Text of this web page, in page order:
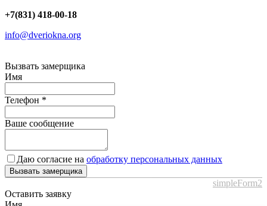
+7(831) 418-00-18
info@dveriokna.org
Вызвать замерщика
Имя
Телефон *
Ваше сообщение
Даю согласие на обработку персональных данных
Вызвать замерщика
simpleForm2
Оставить заявку